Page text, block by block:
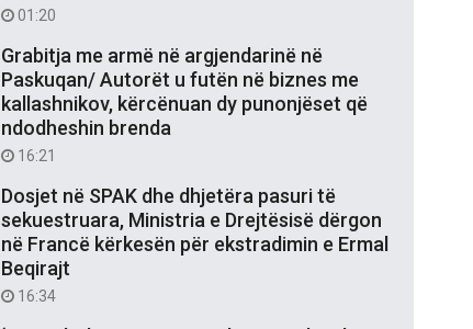
01:20
Grabitja me armë në argjendarinë në
Paskuqan/ Autorët u futën në biznes me
kallashnikov, kërcënuan dy punonjëset që
ndodheshin brenda
16:21
Dosjet në SPAK dhe dhjetëra pasuri të
sekuestruara, Ministria e Drejtësisë dërgon
në Francë kërkesën për ekstradimin e Ermal
Beqirajt
16:34